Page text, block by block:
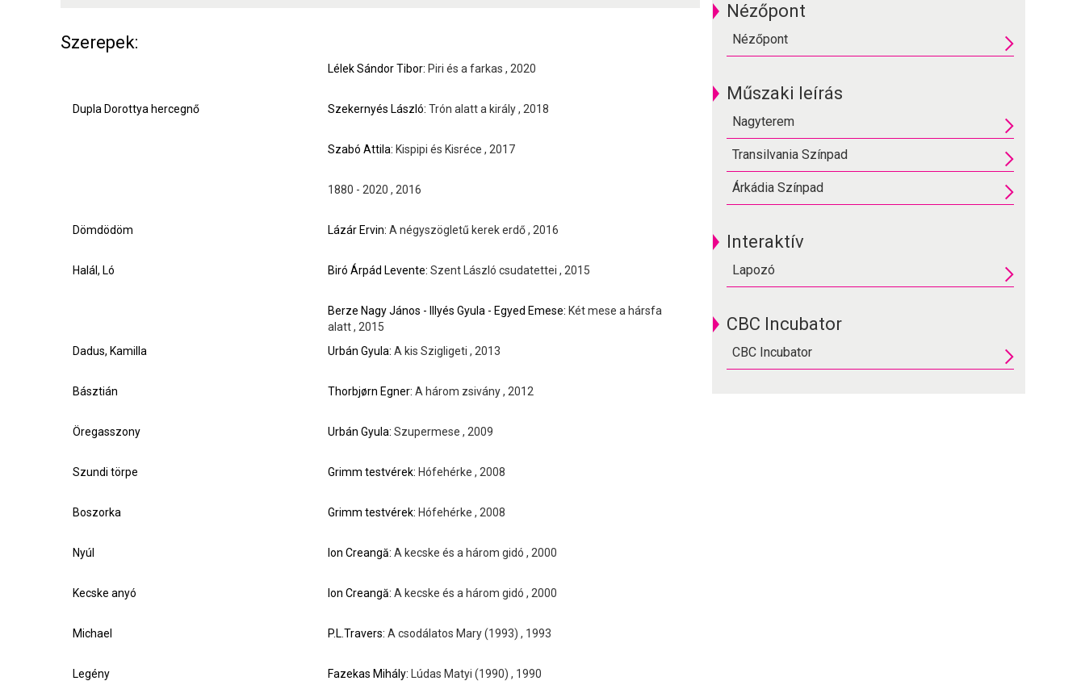
Szerepek:
Lélek Sándor Tibor: Piri és a farkas , 2020
Dupla Dorottya hercegnő Szekernyés László:Trón alatt a király , 2018
Szabó Attila: Kispipi és Kisréce , 2017
1880 - 2020 , 2016
Dömdödöm Lázár Ervin:A négyszögletű kerek erdő , 2016
Halál, Ló Biró Árpád Levente:Szent László csudatettei , 2015
Berze Nagy János - Illyés Gyula - Egyed Emese: Két mese a hársfa
alatt , 2015
Dadus, Kamilla
Urbán Gyula:A kis Szigligeti , 2013
Básztián Thorbjørn Egner:A három zsivány , 2012
Öregasszony Urbán Gyula:Szupermese , 2009
Szundi törpe Grimm testvérek: Hófehérke , 2008
Boszorka Grimm testvérek: Hófehérke , 2008
Nyúl Ion Creangă:A kecske és a három gidó , 2000
Kecske anyó Ion Creangă:A kecske és a három gidó , 2000
Michael P.L.Travers:A csodálatos Mary (1993) , 1993
Legény Fazekas Mihály: Lúdas Matyi (1990) , 1990
Nézőpont
Nézőpont
Műszaki leírás
Nagyterem
Transilvania Színpad
Árkádia Színpad
Interaktív
Lapozó
CBC Incubator
CBC Incubator